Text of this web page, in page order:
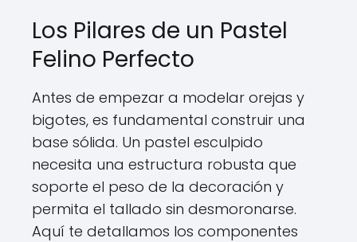
Los Pilares de un Pastel
Felino Perfecto
Antes de empezar a modelar orejas y
bigotes, es fundamental construir una
base sólida. Un pastel esculpido
necesita una estructura robusta que
soporte el peso de la decoración y
permita el tallado sin desmoronarse.
Aquí te detallamos los componentes